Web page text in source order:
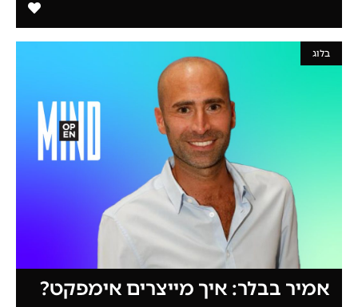
בלוג
אמיר בבלר: איך מייצרים אימפקט?